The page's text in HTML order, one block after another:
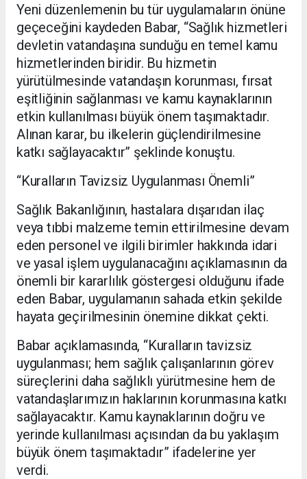
Yeni düzenlemenin bu tür uygulamaların önüne
geçeceğini kaydeden Babar, “Sağlık hizmetleri
devletin vatandaşına sunduğu en temel kamu
hizmetlerinden biridir. Bu hizmetin
yürütülmesinde vatandaşın korunması, fırsat
eşitliğinin sağlanması ve kamu kaynaklarının
etkin kullanılması büyük önem taşımaktadır.
Alınan karar, bu ilkelerin güçlendirilmesine
katkı sağlayacaktır” şeklinde konuştu.
“Kuralların Tavizsiz Uygulanması Önemli”
Sağlık Bakanlığının, hastalara dışarıdan ilaç
veya tıbbi malzeme temin ettirilmesine devam
eden personel ve ilgili birimler hakkında idari
ve yasal işlem uygulanacağını açıklamasının da
önemli bir kararlılık göstergesi olduğunu ifade
eden Babar, uygulamanın sahada etkin şekilde
hayata geçirilmesinin önemine dikkat çekti.
Babar açıklamasında, “Kuralların tavizsiz
uygulanması; hem sağlık çalışanlarının görev
süreçlerini daha sağlıklı yürütmesine hem de
vatandaşlarımızın haklarının korunmasına katkı
sağlayacaktır. Kamu kaynaklarının doğru ve
yerinde kullanılması açısından da bu yaklaşım
büyük önem taşımaktadır” ifadelerine yer
verdi.